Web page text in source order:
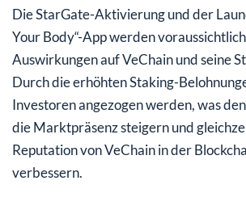
Die StarGate-Aktivierung und der
Your Body“-App werden
Auswirkungen auf VeChain und seine
Durch die erhöhten Staking-
Investoren angezogen werden, was
die Marktpräsenz steigern und
Reputation von VeChain in der
verbessern.